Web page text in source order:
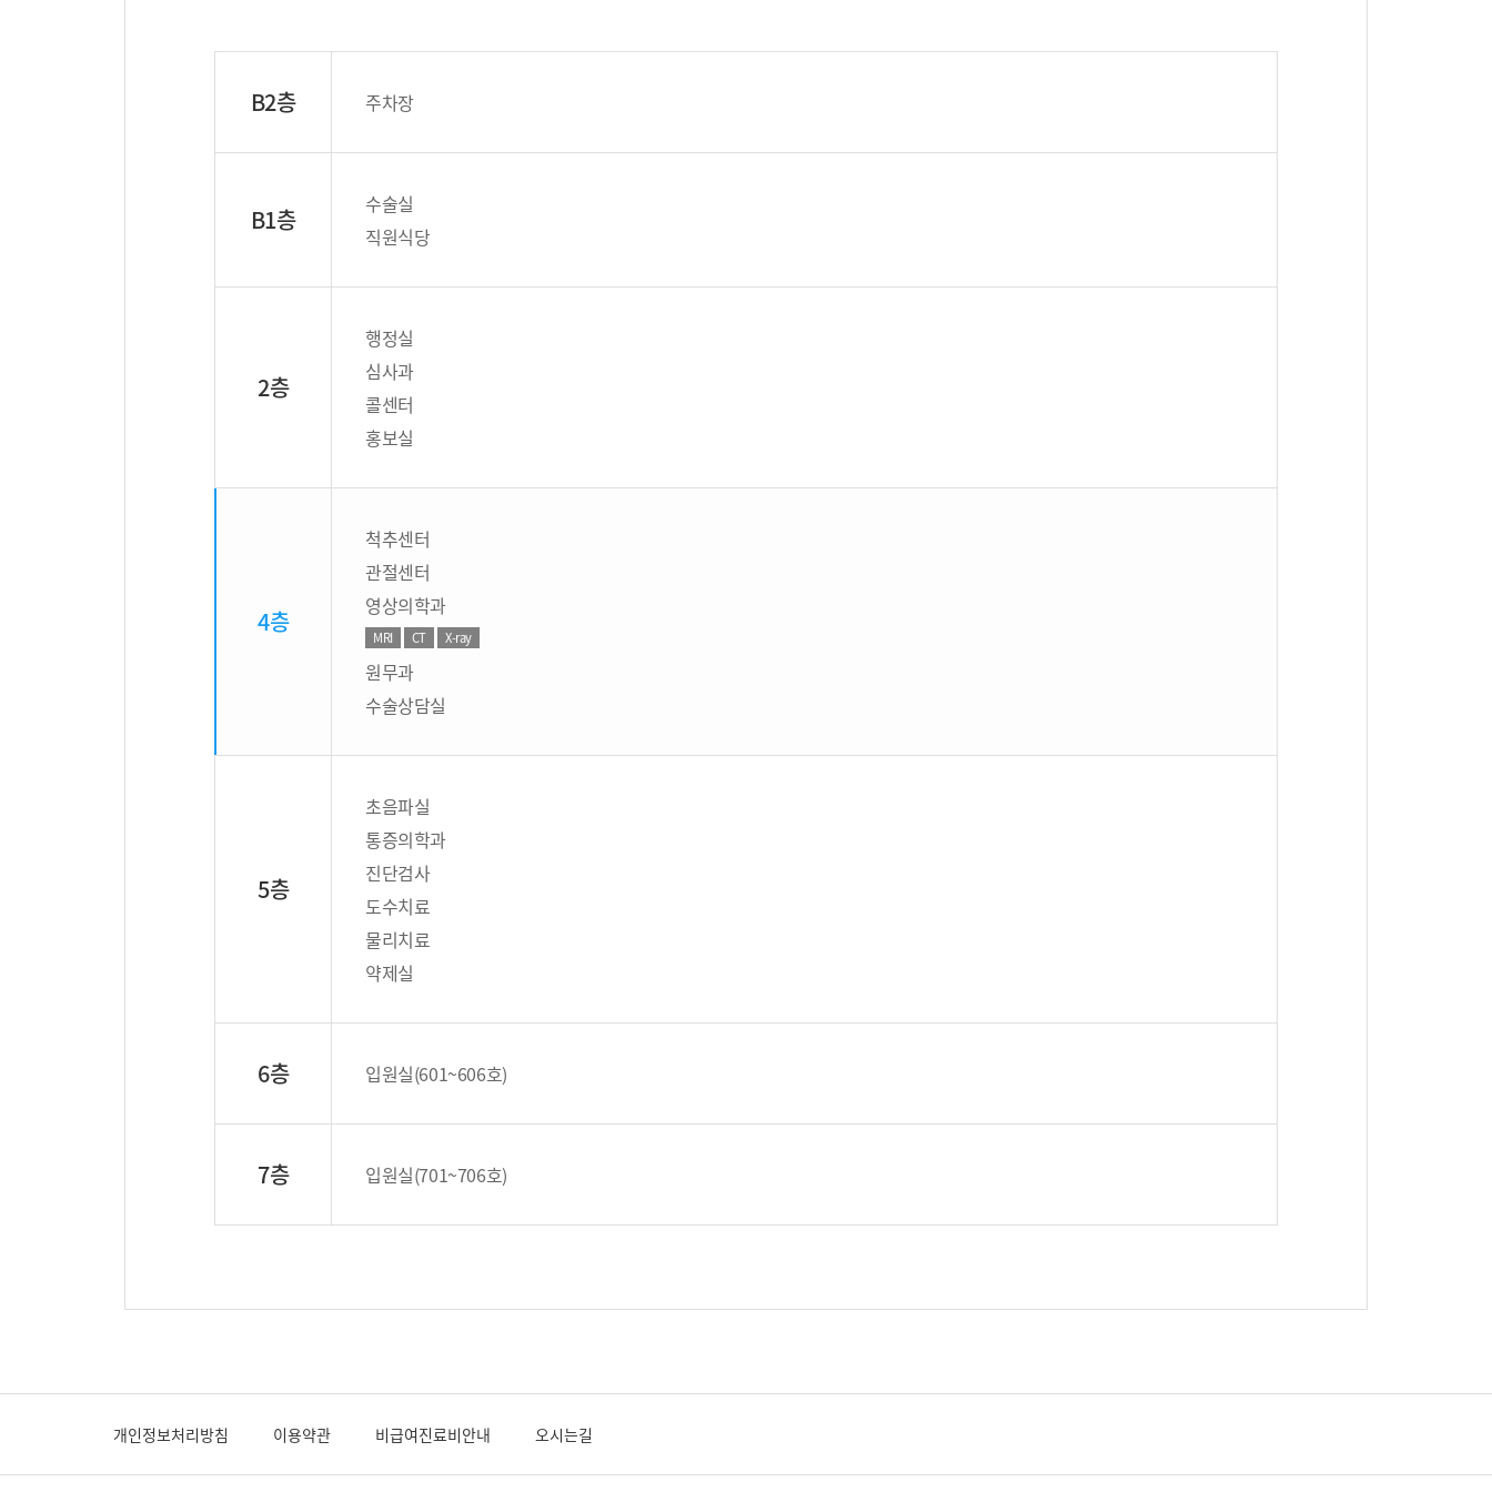
B2층 주차장
B1층
수술실
직원식당
2층
행정실
심사과
콜센터
홍보실
4층
척추센터
관절센터
영상의학과
MRI CT X-ray
원무과
수술상담실
5층
초음파실
통증의학과
진단검사
도수치료
물리치료
약제실
6층 입원실(601~606호)
7층 입원실(701~706호)
개인정보처리방침 이용약관 비급여진료비안내 오시는길